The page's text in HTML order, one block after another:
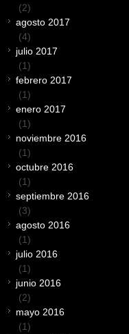
(2)
agosto 2017
(4)
julio 2017
(1)
febrero 2017
(1)
enero 2017
(1)
noviembre 2016
(1)
octubre 2016
(1)
septiembre 2016
(3)
agosto 2016
(1)
julio 2016
(1)
junio 2016
(2)
mayo 2016
(1)